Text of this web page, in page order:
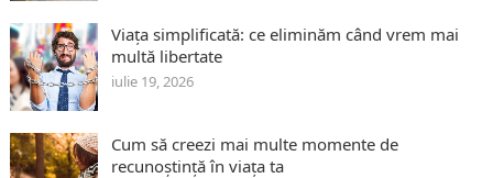
Viața simplificată: ce eliminăm când vrem mai
multă libertate
iulie 19, 2026
Cum să creezi mai multe momente de
recunoștință în viața ta